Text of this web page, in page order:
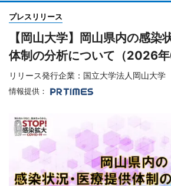
プレスリリース
【岡山大学】岡山県内の感染
体制の分析について（2026年
リリース発行企業：国立大学法人岡山大学
情報提供：